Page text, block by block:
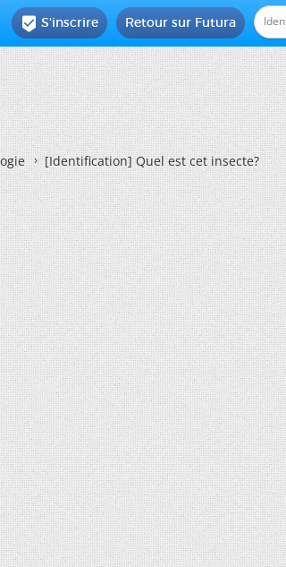
Retour sur Futura
 S'inscrire
[Identification]Quel est cet insecte?